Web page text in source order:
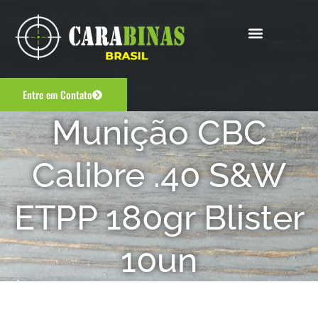
Entre em Contato
Munição CBC
Calibre .40 S&W
ETPP 180gr Blister
10un